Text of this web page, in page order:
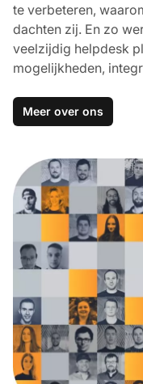
te verbeteren,
dachten zij. En zo
veelzijdig helpdesk
mogelijkheden,
Meer over ons